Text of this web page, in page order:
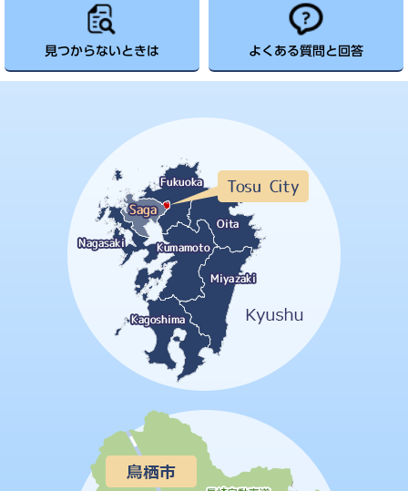
見つからないときは よくある質問と回答